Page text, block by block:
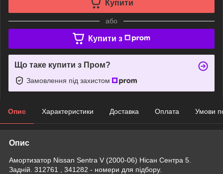
Купити
або
Купити з
Що таке купити з Пром?
Замовлення під захистом
Опис Характеристики Доставка Оплата Умови
Опис
Амортизатор Nissan Sentra V (2000-06) Нісан Сентра 5.
Задній. 312761 , 341282 - номери для підбору.